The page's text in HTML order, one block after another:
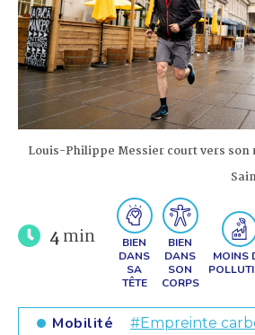
Louis-Philippe Messier court vers son
4min
BIEN
DANS
SA
TÊTE
BIEN
DANS
SON
CORPS
MOINS
Mobilité #Empreinte